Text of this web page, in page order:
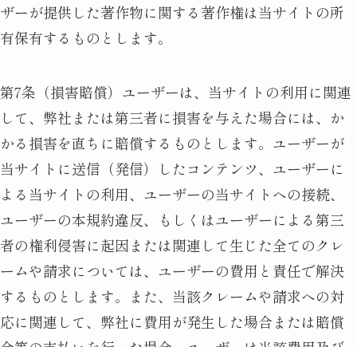
ザーが提供した著作物に関する著作権は当サイトの所
有保有するものとします。
第7条（損害賠償）ユーザーは、当サイトの利用に関連
して、弊社または第三者に損害を与えた場合には、か
かる損害を直ちに賠償するものとします。ユーザーが
当サイトに送信（発信）したコンテンツ、ユーザーに
よる当サイトの利用、ユーザーの当サイトへの接続、
ユーザーの本規約違反、もしくはユーザーによる第三
者の権利侵害に起因または関連して生じた全てのクレ
ームや請求については、ユーザーの費用と責任で解決
するものとします。また、当該クレームや請求への対
応に関連して、弊社に費用が発生した場合または賠償